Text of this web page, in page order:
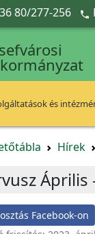
80/277-256 
és
Hírek
Facebook-on